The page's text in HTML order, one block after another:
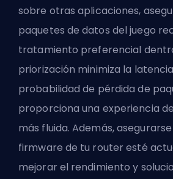
sobre otras aplicaciones,
paquetes de datos del juego
tratamiento preferencial
priorización minimiza la
probabilidad de pérdida de
proporciona una experiencia
más fluida. Además,
firmware de tu router esté
mejorar el rendimiento y